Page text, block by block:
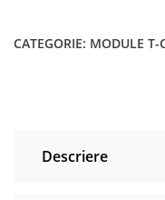
46"
BN95-
CATEGORIE: MODULE T-
Descriere